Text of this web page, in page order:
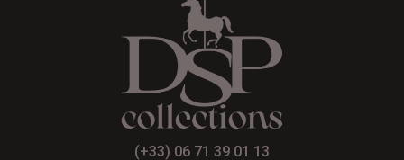
(+33) 06 71 39 01 13